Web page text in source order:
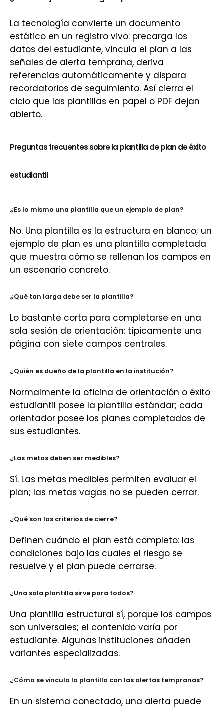
La tecnología convierte un documento
estático en un registro vivo: precarga los
datos del estudiante, vincula el plan a las
señales de alerta temprana, deriva
referencias automáticamente y dispara
recordatorios de seguimiento. Así cierra el
ciclo que las plantillas en papel o PDF dejan
abierto.
Preguntas frecuentes sobre la plantilla de plan de éxito
estudiantil
¿Es lo mismo una plantilla que un ejemplo de plan?
No. Una plantilla es la estructura en blanco; un
ejemplo de plan es una plantilla completada
que muestra cómo se rellenan los campos en
un escenario concreto.
¿Qué tan larga debe ser la plantilla?
Lo bastante corta para completarse en una
sola sesión de orientación: típicamente una
página con siete campos centrales.
¿Quién es dueño de la plantilla en la institución?
Normalmente la oficina de orientación o éxito
estudiantil posee la plantilla estándar; cada
orientador posee los planes completados de
sus estudiantes.
¿Las metas deben ser medibles?
Sí. Las metas medibles permiten evaluar el
plan; las metas vagas no se pueden cerrar.
¿Qué son los criterios de cierre?
Definen cuándo el plan está completo: las
condiciones bajo las cuales el riesgo se
resuelve y el plan puede cerrarse.
¿Una sola plantilla sirve para todos?
Una plantilla estructural sí, porque los campos
son universales; el contenido varía por
estudiante. Algunas instituciones añaden
variantes especializadas.
¿Cómo se vincula la plantilla con las alertas tempranas?
En un sistema conectado, una alerta puede